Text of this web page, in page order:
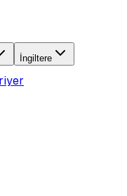
İngiltere